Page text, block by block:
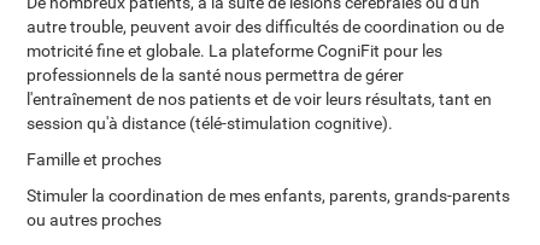
autre trouble, peuvent avoir des difficultés de coordination ou de
motricité fine et globale. La plateforme CogniFit pour les
professionnels de la santé nous permettra de gérer
l'entraînement de nos patients et de voir leurs résultats, tant en
session qu'à distance (télé-stimulation cognitive).
Famille et proches
Stimuler la coordination de mes enfants, parents, grands-parents
ou autres proches